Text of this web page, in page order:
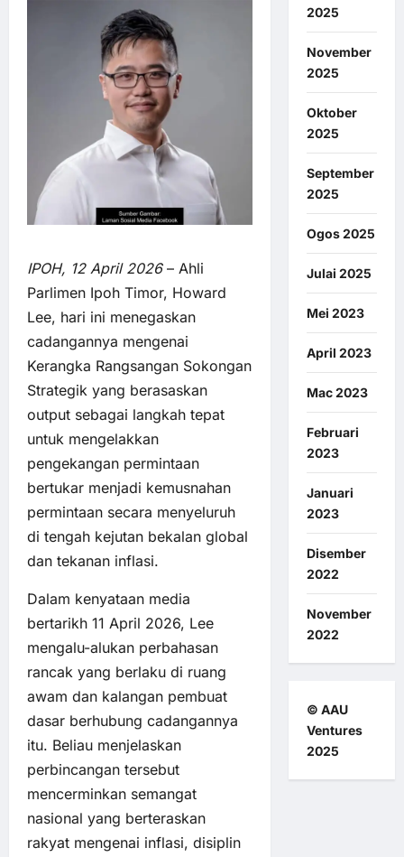
IPOH, 12 April 2026– Ahli
Parlimen Ipoh Timor, Howard
Lee, hari ini menegaskan
cadangannya mengenai
Kerangka Rangsangan Sokongan
Strategik yang berasaskan
output sebagai langkah tepat
untuk mengelakkan
pengekangan permintaan
bertukar menjadi kemusnahan
permintaan secara menyeluruh
di tengah kejutan bekalan global
dan tekanan inflasi.
Dalam kenyataan media
bertarikh 11 April 2026, Lee
mengalu-alukan perbahasan
rancak yang berlaku di ruang
awam dan kalangan pembuat
dasar berhubung cadangannya
itu. Beliau menjelaskan
perbincangan tersebut
mencerminkan semangat
nasional yang berteraskan
rakyat mengenai inflasi, disiplin
2025
November
2025
Oktober
2025
September
2025
Ogos 2025
Julai 2025
Mei 2023
April 2023
Mac 2023
Februari
2023
Januari
2023
Disember
2022
November
2022
© AAU
Ventures
2025